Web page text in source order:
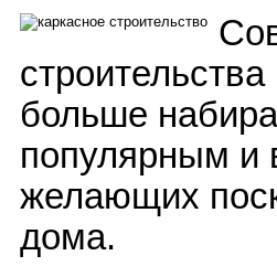
больше
популярным и
желающих
дома.